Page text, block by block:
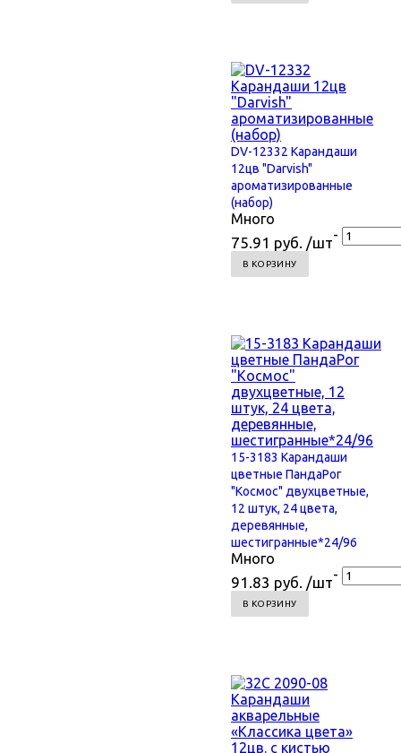
DV-12332 Карандаши
12цв "Darvish"
ароматизированные
(набор)
Много
75.91 руб. /шт-
В КОРЗИНУ
15-3183 Карандаши
цветные ПандаРог
"Космос" двухцветные,
12 штук, 24 цвета,
деревянные,
шестигранные*24/96
Много
91.83 руб. /шт-
В КОРЗИНУ